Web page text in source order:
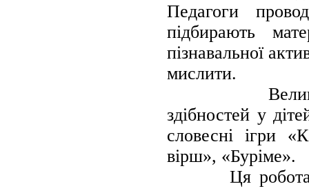
Педагоги
підбирають
пізнавальної
мислити.
Велика
здібностей у
словесні ігри
вірш», «Буріме».
Ця робота